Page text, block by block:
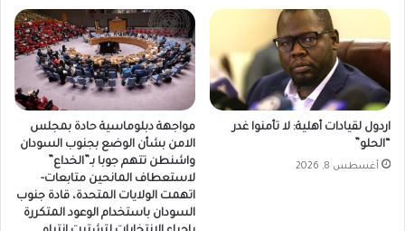
اردول لقيادات أهلية: لا تأمنوا غدر
“الحلو”
أغسطس 8, 2026
مواجهة دبلوماسية حادة بمجلس
الامن بشأن الوضع بجنوب السودان
واشنطن تتهم جوبا بـ”الخداع”
لاستعطاف المانحين متابعات-
اتهمت الولايات المتحدة، قادة جنوب
السودان باستخدام الوعود المتكررة